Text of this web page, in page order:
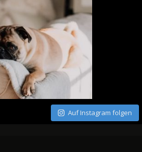
Auf Instagram folgen